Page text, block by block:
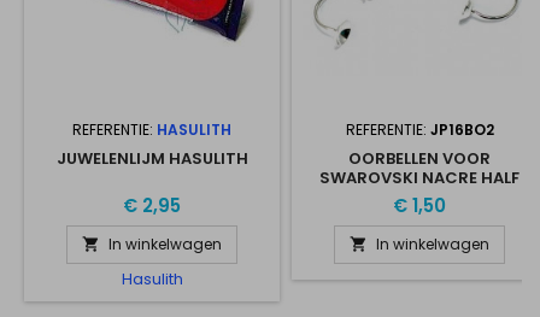
REFERENTIE: HASULITH
JUWELENLIJM HASULITH
€ 2,95
 In winkelwagen
Hasulith
REFERENTIE: JP16BO2
OORBELLEN VOOR
SWAROVSKI NACRE HALF
GAATJE
€ 1,50
 In winkelwagen